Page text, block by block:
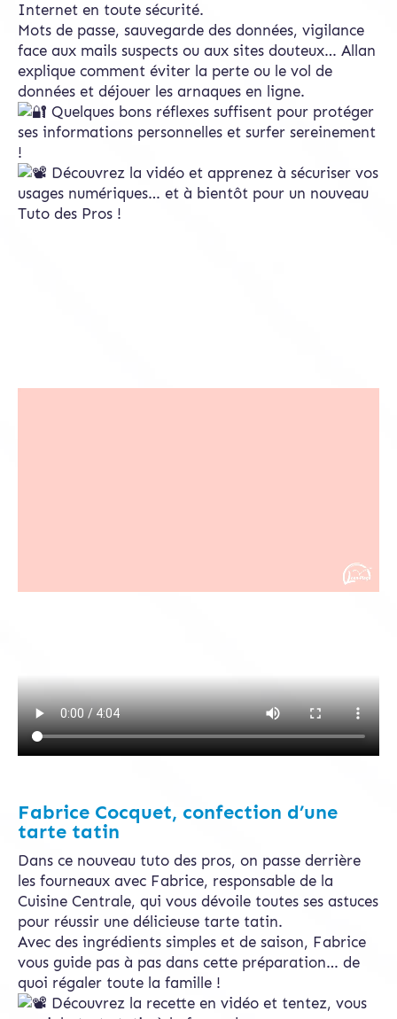
Internet en toute sécurité.
Mots de passe, sauvegarde des données, vigilance
face aux mails suspects ou aux sites douteux… Allan
explique comment éviter la perte ou le vol de
données et déjouer les arnaques en ligne.
Quelques bons réflexes suffisent pour protéger
ses informations personnelles et surfer sereinement
!
Découvrez la vidéo et apprenez à sécuriser vos
usages numériques… et à bientôt pour un nouveau
Tuto des Pros !
Fabrice Cocquet, confection d’une
tarte tatin
Dans ce nouveau tuto des pros, on passe derrière
les fourneaux avec Fabrice, responsable de la
Cuisine Centrale, qui vous dévoile toutes ses astuces
pour réussir une délicieuse tarte tatin.
Avec des ingrédients simples et de saison, Fabrice
vous guide pas à pas dans cette préparation… de
quoi régaler toute la famille !
Découvrez la recette en vidéo et tentez, vous